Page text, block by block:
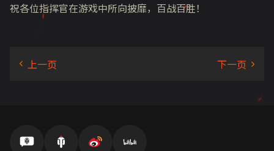
祝各位指挥官在游戏中所向披靡，百战百胜！